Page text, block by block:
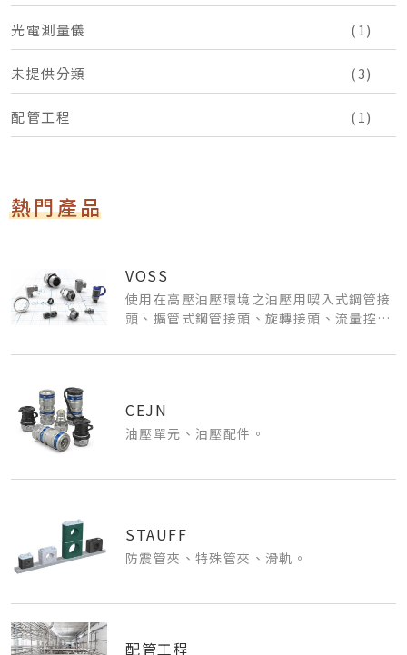
光電測量儀 (1)
未提供分類 (3)
配管工程 (1)
熱門產品
VOSS
使用在高壓油壓環境之油壓用喫入式鋼管接
頭、擴管式鋼管接頭、旋轉接頭、流量控制
CEJN
油壓單元、油壓配件。
STAUFF
防震管夾、特殊管夾、滑軌。
配管工程